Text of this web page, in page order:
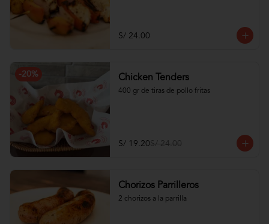
S/ 24.00
-20% Chicken Tenders
400 gr de tiras de pollo fritas
S/ 19.20S/ 24.00
Chorizos Parrilleros
2 chorizos a la parrilla